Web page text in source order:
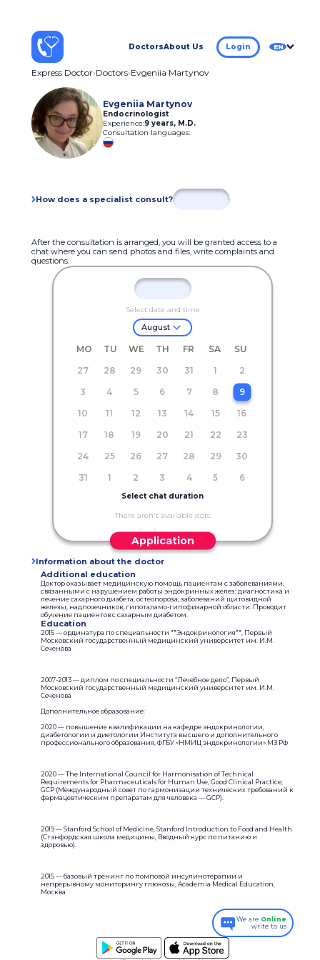
DoctorsAbout Us Login EN
Express Doctor Doctors Evgeniia Martynov
Evgeniia Martynov
Endocrinologist
Experience:9 years, M.D.
Consultation languages:
How does a specialist consult?
After the consultation is arranged, you will be granted access to a
chat where you can send photos and files, write complaints and
questions.
Select date and time
August
MO TU WE TH FR SA
SU
27
28 29 30 31 1
2
3
4 5 6 7 8
9
10
11 12 13 14 15
16
17
18 19 20 21 22
23
24
25 26 27 28 29
30
31
1 2 3 4 5 6
Select chat duration
There aren't available slots
Application
Information about the doctor
Additional education
Доктор оказывает медицинскую помощь пациентам с заболеваниями,
связанными с нарушением работы эндокринных желез: диагностика и
лечение сахарного диабета, остеопороза, заболеваний щитовидной
железы, надпочечников, гипоталамо-гипофизарной области. Проводит
обучение пациентов с сахарным диабетом.
Education
2015 — ординатура по специальности ""Эндокринология"", Первый
Московский государственный медицинский университет им. И.М.
Сеченова
2007-2013 — диплом по специальности “Лечебное дело”, Первый
Московский государственный медицинский университет им. И.М.
Сеченова
Дополнительное образование:
2020 — повышение квалификации на кафедре эндокринологии,
диабетологии и диетологии Института высшего и дополнительного
профессионального образования, ФГБУ «НМИЦ эндокринологии» МЗ РФ
2020 — The International Council for Harmonisation of Technical
Requirements for Pharmaceuticals for Human Use, Good Clinical Practice;
GCP (Международный совет по гармонизации технических требований к
фармацевтическим препаратам для человека — GCP).
2019 — Stanford School of Medicine, Stanford Introduction to Food and Health
(Стэнфордская школа медицины, Вводный курс по питанию и
здоровью).
2015 — базовый тренинг по помповой инсулинотерапии и
непрерывному мониторингу глюкозы, Academia Medical Education,
Москва
We are Online
write to us